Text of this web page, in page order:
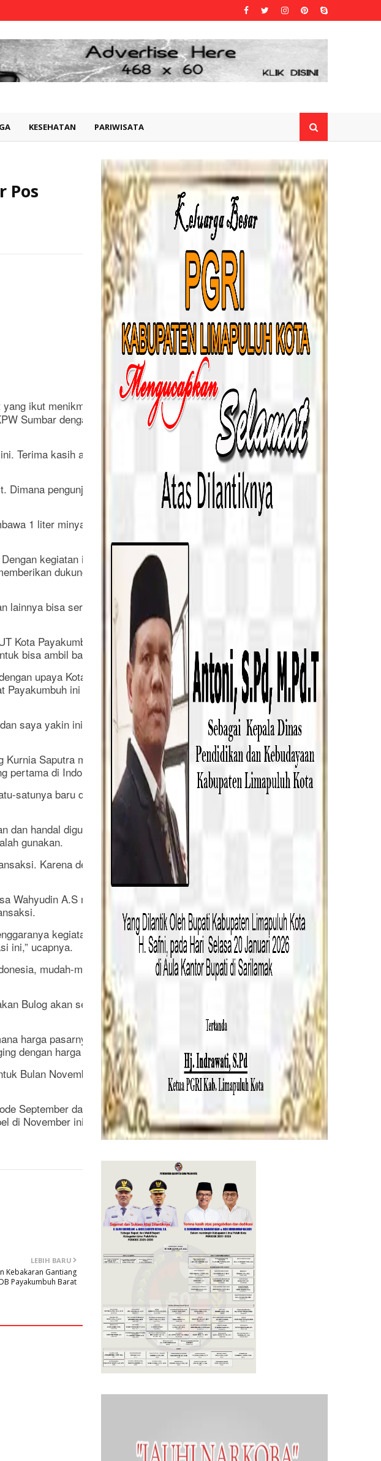
KESEHATAN PARIWISATA
Pos
ikut menikmati iven BADUNSANAQ! (Belanja dengan Digital,
Sumbar dengan PT. Pos Indonesia dan Bulog, di halaman Kantor
Terima kasih atas kehadiran kita semuanya,” kata Pj. Wali Kota
pengunjung bisa menikmati nasi ampera cuma 5ribu saja.
1 liter minyak goreng premium serta bazar pangan murah dari
kegiatan ini, kita memberikan akses kepada masyarakat
dukungan kepada pelaku usaha kecil dan menengah untuk
bisa sering-sering mengadakan iven seperti ini, apalagi saat
Kota Payakumbuh nanti kita juga akan mengadakan kegiatan pasar
bisa ambil bagian mensukseskan kegiatan ini,” ucapnya.
upaya Kota Payakumbuh untuk menjadi kota digital. Acara
ini sangat relevan dengan peningkatan transaksi digital
saya yakin ini akan memberikan manfaat yang besar bagi kita
Saputra menyebut program kolaborasi lintas instansi
pertama di Indonesia.
satunya baru dilaksanakan. Mudah-mudahan ini satu solusi dalam
handal digunakan saat ini. Tapi perlu diingat, kehati-hatian juga
gunakan.
Karena dengan scan barcode segala transaksi akan lebih
A.S mengatakan dengan semangat Badunsanaq ini
kegiatan Badunsanaq ini. Karena kami lihat Payakumbuh
ini,” ucapnya.
mudah-mudahan ini bisa memberi kemudahan untuk
Bulog akan selalu hadir ditengah masyarakat apalagi dalam
harga pasarnya 17ribu rupaih dan disini kita jula seharga 7ribu
dengan harga di bawah harga pasar,” terangnya.
Bulan November ini ada penambahan kuota sebesar 668 yang
September dan Oktober. Dan di November ini ada penambahan
di November ini dan penyaluraanha nanti melalui PT POS
LEBIH BARU
Kebakaran Gantiang
Payakumbuh Barat